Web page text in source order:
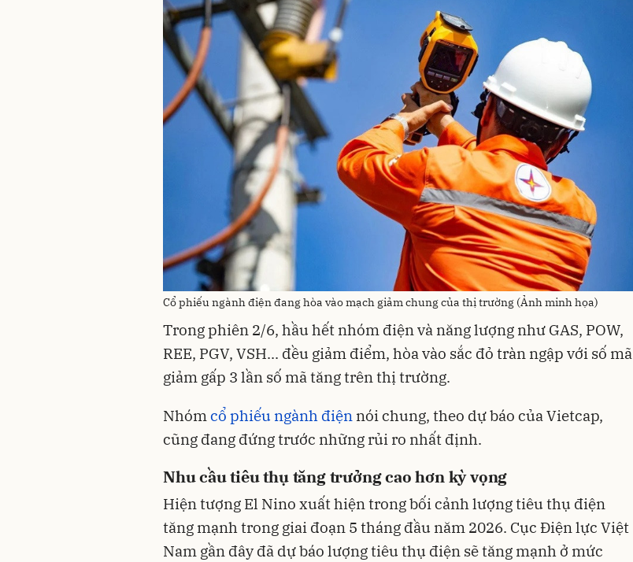
Cổ phiếu ngành điện đang hòa vào mạch giảm chung của thị trường (Ảnh minh họa)
Trong phiên 2/6, hầu hết nhóm điện và năng lượng như GAS, POW,
REE, PGV, VSH... đều giảm điểm, hòa vào sắc đỏ tràn ngập với số mã
giảm gấp 3 lần số mã tăng trên thị trường.
Nhómcổ phiếu ngành điện nói chung, theo dự báo của Vietcap,
cũng đang đứng trước những rủi ro nhất định.
Nhu cầu tiêu thụ tăng trưởng cao hơn kỳ vọng
Hiện tượng El Nino xuất hiện trong bối cảnh lượng tiêu thụ điện
tăng mạnh trong giai đoạn 5 tháng đầu năm 2026. Cục Điện lực Việt
Nam gần đây đã dự báo lượng tiêu thụ điện sẽ tăng mạnh ở mức